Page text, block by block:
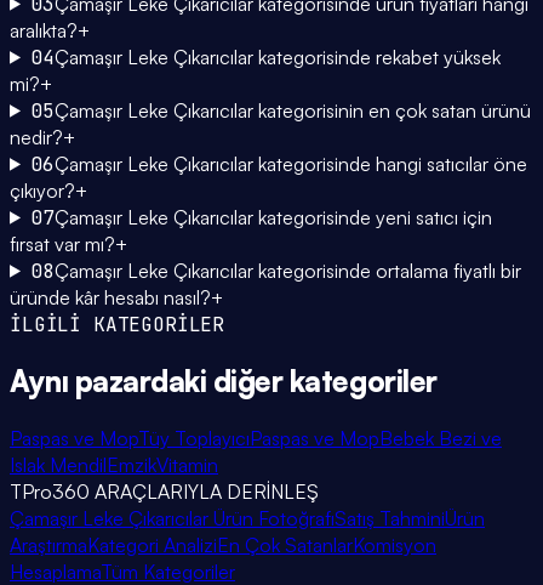
aralıkta?+
04Çamaşır Leke Çıkarıcılar kategorisinde rekabet yüksek
mi?+
05Çamaşır Leke Çıkarıcılar kategorisinin en çok satan ürünü
nedir?+
06Çamaşır Leke Çıkarıcılar kategorisinde hangi satıcılar öne
çıkıyor?+
07Çamaşır Leke Çıkarıcılar kategorisinde yeni satıcı için
fırsat var mı?+
08Çamaşır Leke Çıkarıcılar kategorisinde ortalama fiyatlı bir
üründe kâr hesabı nasıl?+
İLGİLİ KATEGORİLER
Aynı pazardaki diğer kategoriler
Paspas ve MopTüy ToplayıcıPaspas ve MopBebek Bezi ve
Islak MendilEmzikVitamin
TPro360 ARAÇLARIYLA DERİNLEŞ
Çamaşır Leke Çıkarıcılar Ürün FotoğrafıSatış TahminiÜrün
AraştırmaKategori AnaliziEn Çok SatanlarKomisyon
HesaplamaTüm Kategoriler